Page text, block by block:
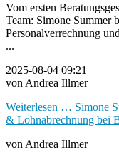
Vom ersten
Team: Simone Summer
Personalverrechnung
...
2025-08-04 09:21
von Andrea Illmer
Weiterlesen … Simone
& Lohnabrechnung bei
von Andrea Illmer